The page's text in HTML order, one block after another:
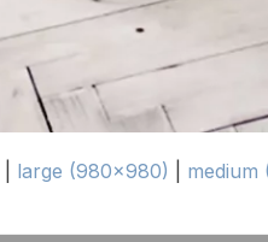
large (980x980) medium